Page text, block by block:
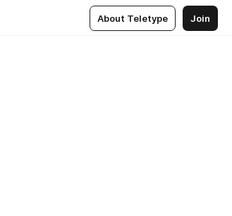
About Teletype Join